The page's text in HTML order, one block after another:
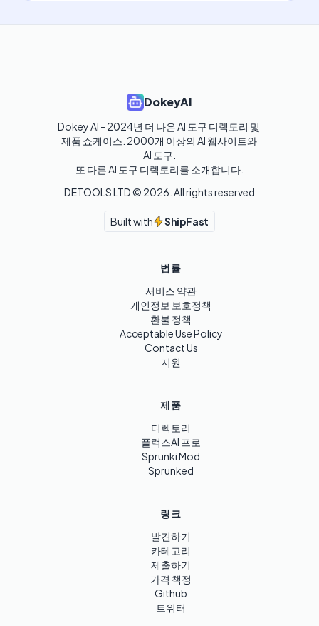
DokeyAI
Dokey AI - 2024년 더 나은 AI 도구 디렉토리 및
제품 쇼케이스. 2000개 이상의 AI 웹사이트와
AI 도구.
또 다른 AI 도구 디렉토리를 소개합니다.
DETOOLS LTD © 2026 . All rights reserved
Built with ShipFast
법률
서비스 약관
개인정보 보호정책
환불 정책
Acceptable Use Policy
Contact Us
지원
제품
디렉토리
플럭스AI 프로
Sprunki Mod
Sprunked
링크
발견하기
카테고리
제출하기
가격 책정
Github
트위터